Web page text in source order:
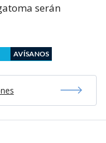
serán
AVÍSANOS